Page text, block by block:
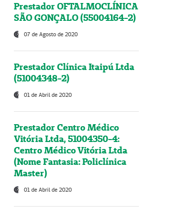
Prestador OFTALMOCLÍNICA
SÃO GONÇALO (55004164-2)
07 de Agosto de 2020
Prestador Clínica Itaipú Ltda
(51004348-2)
01 de Abril de 2020
Prestador Centro Médico
Vitória Ltda, 51004350-4:
Centro Médico Vitória Ltda
(Nome Fantasia: Policlínica
Master)
01 de Abril de 2020